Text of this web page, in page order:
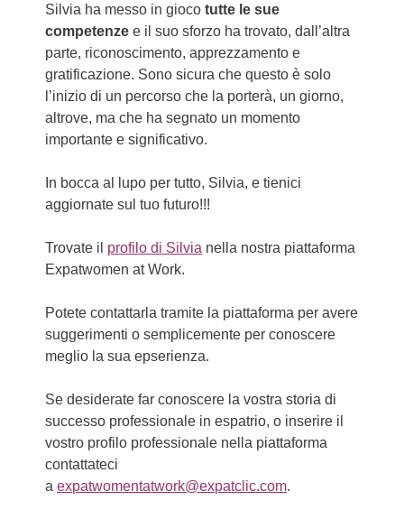
Silvia ha messo in giocotutte le sue
competenzee il suo sforzo ha trovato, dall’altra
parte, riconoscimento, apprezzamento e
gratificazione. Sono sicura che questo è solo
l’inizio di un percorso che la porterà, un giorno,
altrove, ma che ha segnato un momento
importante e significativo.
In bocca al lupo per tutto, Silvia, e tienici
aggiornate sul tuo futuro!!!
Trovate il profilo di Silvia nella nostra piattaforma
Expatwomen at Work.
Potete contattarla tramite la piattaforma per avere
suggerimenti o semplicemente per conoscere
meglio la sua epserienza.
Se desiderate far conoscere la vostra storia di
successo professionale in espatrio, o inserire il
vostro profilo professionale nella piattaforma
contattateci
aexpatwomentatwork@expatclic.com.